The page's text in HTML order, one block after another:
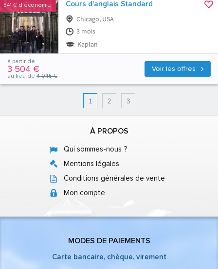
541 € d'économies Cours d'anglais Standard
Chicago, USA
3 mois
Kaplan
Voir les offres
à partir de
3 504 €
au lieu de 4 045 €
1 2 3
À PROPOS
Qui sommes-nous ?
Mentions légales
Conditions générales de vente
Mon compte
MODES DE PAIEMENTS
Carte bancaire, chèque, virement